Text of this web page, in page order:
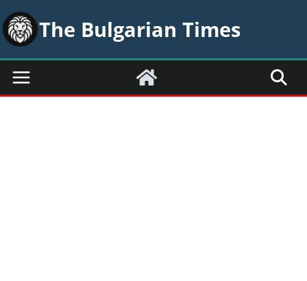
Skip
to
content
The Bulgarian Times